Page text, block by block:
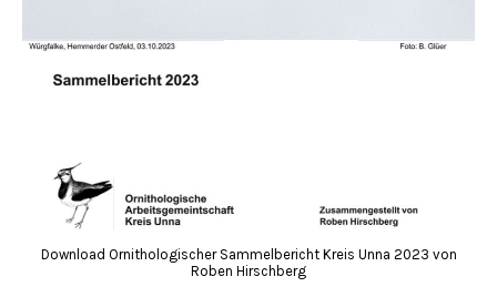
Download Ornithologischer Sammelbericht Kreis Unna 2023 von
Roben Hirschberg